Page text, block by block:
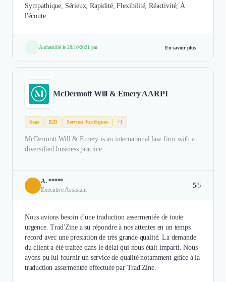
Sympathique, Sérieux, Rapidité, Flexibilité, Réactivité, À
l'écoute
Authentifié le 28/10/2021 par En savoir plus
McDermott Will & Emery AARPI
Saas B2B Services Juridiques +1
McDermott Will & Emery is an international law firm with a
diversified business practice.
A. *****
Executive Assistant
5/5
Nous avions besoin d'une traduction assermentée de toute
urgence. Trad'Zine a su répondre à nos attentes en un temps
record avec une prestation de très grande qualité. La demande
du client a été traitée dans le délai qui nous était imparti. Nous
avons pu lui fournir un service de qualité notamment grâce à la
traduction assermentée effectuée par Trad'Zine.